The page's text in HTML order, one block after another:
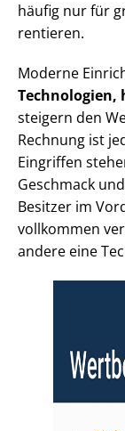
häufig nur für
rentieren.
Moderne
Technologien,
steigern den
Rechnung ist
Eingriffen
Geschmack
Besitzer im
vollkommen
andere eine